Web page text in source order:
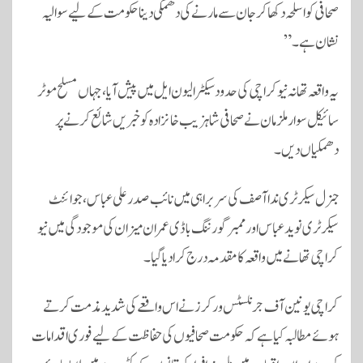
صحافی کو اسلحہ دکھا کر جان سے مارنے کی دھمکی دینا حکومت کے لیے سوالیہ
نشان ہے۔”
یہ واقعہ تھانہ نیو کراچی کی حدود سیکٹر الیون ایل میں پیش آیا، جہاں مسلح موٹر
سائیکل سوار ملزمان نے صحافی شاہزیب خانزادہ کو خبریں شائع کرنے پر
دھمکیاں دیں۔
جنرل سیکرٹری ندا آصف کی سربراہی میں نائب صدر علی عباس، جوائنٹ
سیکرٹری نوید عباس اور ممبر گورننگ باڈی عمران میزان کی موجودگی میں نیو
کراچی تھانے میں واقعہ کا مقدمہ درج کرادیا گیا۔
کراچی یونین آف جرنلسٹس ورکرز نے اس واقعے کی شدید مذمت کرتے
ہوئے مطالبہ کیا ہے کہ حکومت صحافیوں کی حفاظت کے لیے فوری اقدامات